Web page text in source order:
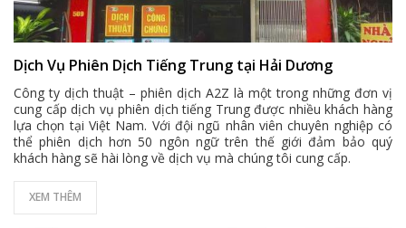
Dịch Vụ Phiên Dịch Tiếng Trung tại Hải Dương
Công ty dịch thuật – phiên dịch A2Z là một trong những đơn vị
cung cấp dịch vụ phiên dịch tiếng Trung được nhiều khách hàng
lựa chọn tại Việt Nam. Với đội ngũ nhân viên chuyên nghiệp có
thể phiên dịch hơn 50 ngôn ngữ trên thế giới đảm bảo quý
khách hàng sẽ hài lòng về dịch vụ mà chúng tôi cung cấp.
XEM THÊM